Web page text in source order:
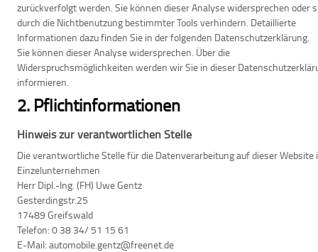
zurückverfolgt werden. Sie können dieser Analyse widersprechen oder
durch die Nichtbenutzung bestimmter Tools verhindern. Detaillierte
Informationen dazu finden Sie in der folgenden Datenschutzerklärung.
Sie können dieser Analyse widersprechen. Über die
Widerspruchsmöglichkeiten werden wir Sie in dieser
informieren.
2. Pflichtinformationen
Hinweis zur verantwortlichen Stelle
Die verantwortliche Stelle für die Datenverarbeitung auf dieser Website
Einzelunternehmen
Herr Dipl.-Ing. (FH) Uwe Gentz
Gesterdingstr.25
17489 Greifswald
Telefon: 0 38 34/ 51 15 61
E-Mail: automobile.gentz@freenet.de